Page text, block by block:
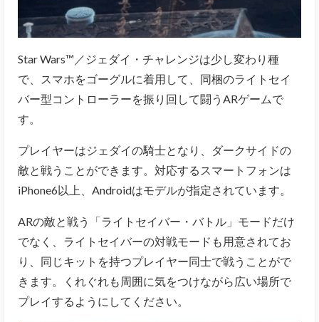
Star Wars™／ジェダイ・チャレンジは少し変わり種
で、スマホをゴーグルに着用して、同梱のライトセイ
バー型コントローラーを振り回して闘うARゲームで
す。
プレイヤーはジェダイの騎士となり、ダークサイドの
敵と戦うことができます。対応するスマートフォンは
iPhone6以上、Androidはモデルが指定されています。
ARの敵と戦う「ライトセイバー・バトル」モードだけ
でなく、ライトセイバーの対戦モードも用意されてお
り、同じキットを持つプレイヤー同士で戦うことがで
きます。くれぐれも周囲に気をつけながら広い場所で
プレイするようにしてください。